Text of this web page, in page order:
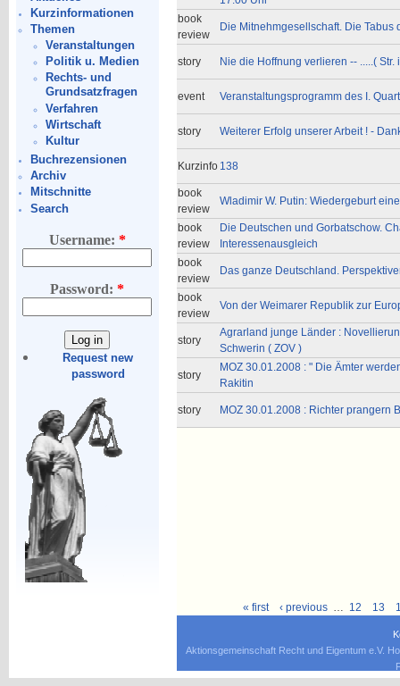
Kurzinformationen
Themen
Veranstaltungen
Politik u. Medien
Rechts- und
Grundsatzfragen
Verfahren
Wirtschaft
Kultur
Buchrezensionen
Archiv
Mitschnitte
Search
Username: *
Password:*
Request new
password
book
review
Die Mitnehmgesellschaft. Die Tabus
story Nie die Hoffnung verlieren -- .....( Str.
event Veranstaltungsprogramm des I.
story Weiterer Erfolg unserer Arbeit ! -
Kurzinfo 138
book
review
Wladimir W. Putin: Wiedergeburt
book
review
Die Deutschen und Gorbatschow.
Interessenausgleich
book
review
Das ganze Deutschland.
book
review
Von der Weimarer Republik zur
story
Agrarland junge Länder :
Schwerin ( ZOV )
story
MOZ 30.01.2008 : " Die Ämter
Rakitin
story MOZ 30.01.2008 : Richter prangern
« first ‹ previous … 12 13
Aktionsgemeinschaft Recht und Eigentum e.V.